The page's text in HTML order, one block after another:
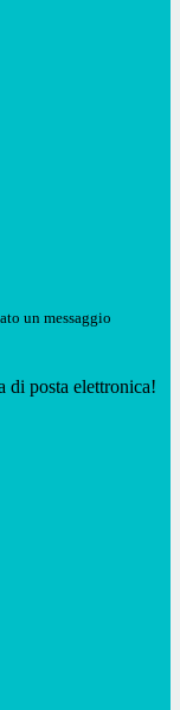
un messaggio
di posta elettronica!